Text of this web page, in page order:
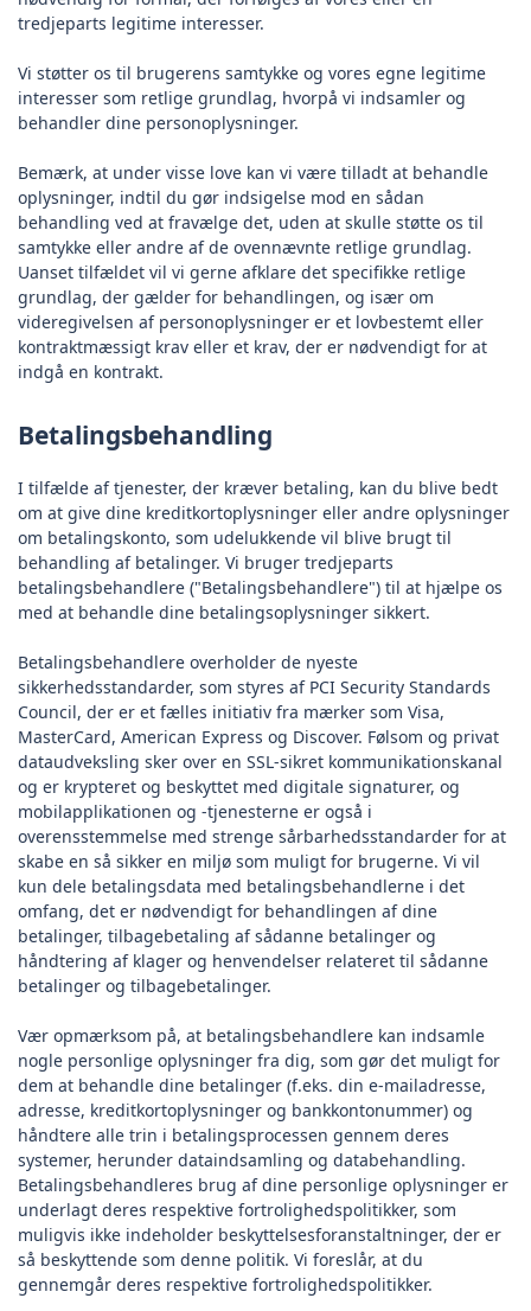
tredjeparts legitime interesser.
Vi støtter os til brugerens samtykke og vores egne legitime
interesser som retlige grundlag, hvorpå vi indsamler og
behandler dine personoplysninger.
Bemærk, at under visse love kan vi være tilladt at behandle
oplysninger, indtil du gør indsigelse mod en sådan
behandling ved at fravælge det, uden at skulle støtte os til
samtykke eller andre af de ovennævnte retlige grundlag.
Uanset tilfældet vil vi gerne afklare det specifikke retlige
grundlag, der gælder for behandlingen, og især om
videregivelsen af personoplysninger er et lovbestemt eller
kontraktmæssigt krav eller et krav, der er nødvendigt for at
indgå en kontrakt.
Betalingsbehandling
I tilfælde af tjenester, der kræver betaling, kan du blive bedt
om at give dine kreditkortoplysninger eller andre oplysninger
om betalingskonto, som udelukkende vil blive brugt til
behandling af betalinger. Vi bruger tredjeparts
betalingsbehandlere ("Betalingsbehandlere") til at hjælpe os
med at behandle dine betalingsoplysninger sikkert.
Betalingsbehandlere overholder de nyeste
sikkerhedsstandarder, som styres af PCI Security Standards
Council, der er et fælles initiativ fra mærker som Visa,
MasterCard, American Express og Discover. Følsom og privat
dataudveksling sker over en SSL-sikret kommunikationskanal
og er krypteret og beskyttet med digitale signaturer, og
mobilapplikationen og -tjenesterne er også i
overensstemmelse med strenge sårbarhedsstandarder for at
skabe en så sikker en miljø som muligt for brugerne. Vi vil
kun dele betalingsdata med betalingsbehandlerne i det
omfang, det er nødvendigt for behandlingen af dine
betalinger, tilbagebetaling af sådanne betalinger og
håndtering af klager og henvendelser relateret til sådanne
betalinger og tilbagebetalinger.
Vær opmærksom på, at betalingsbehandlere kan indsamle
nogle personlige oplysninger fra dig, som gør det muligt for
dem at behandle dine betalinger (f.eks. din e-mailadresse,
adresse, kreditkortoplysninger og bankkontonummer) og
håndtere alle trin i betalingsprocessen gennem deres
systemer, herunder dataindsamling og databehandling.
Betalingsbehandleres brug af dine personlige oplysninger er
underlagt deres respektive fortrolighedspolitikker, som
muligvis ikke indeholder beskyttelsesforanstaltninger, der er
så beskyttende som denne politik. Vi foreslår, at du
gennemgår deres respektive fortrolighedspolitikker.